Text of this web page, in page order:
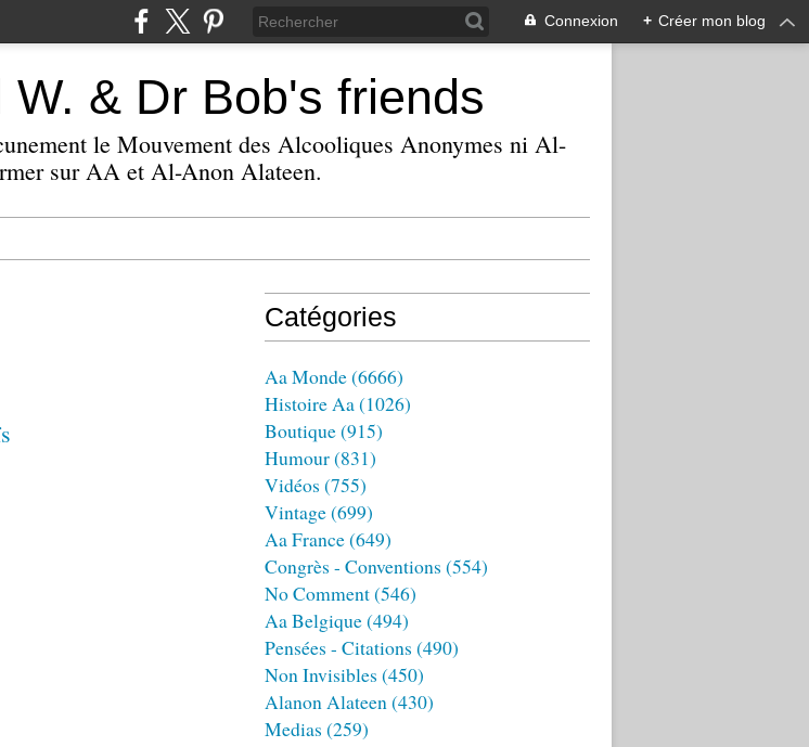
Connexion + Créer mon blog
& Dr Bob's friends
le Mouvement des Alcooliques Anonymes ni Al-
sur AA et Al-Anon Alateen.
Catégories
Aa Monde(6666)
Histoire Aa(1026)
Boutique(915)
Humour(831)
Vidéos (755)
Vintage(699)
Aa France(649)
Congrès - Conventions (554)
No Comment(546)
Aa Belgique(494)
Pensées - Citations (490)
Non Invisibles (450)
Alanon Alateen(430)
Medias (259)